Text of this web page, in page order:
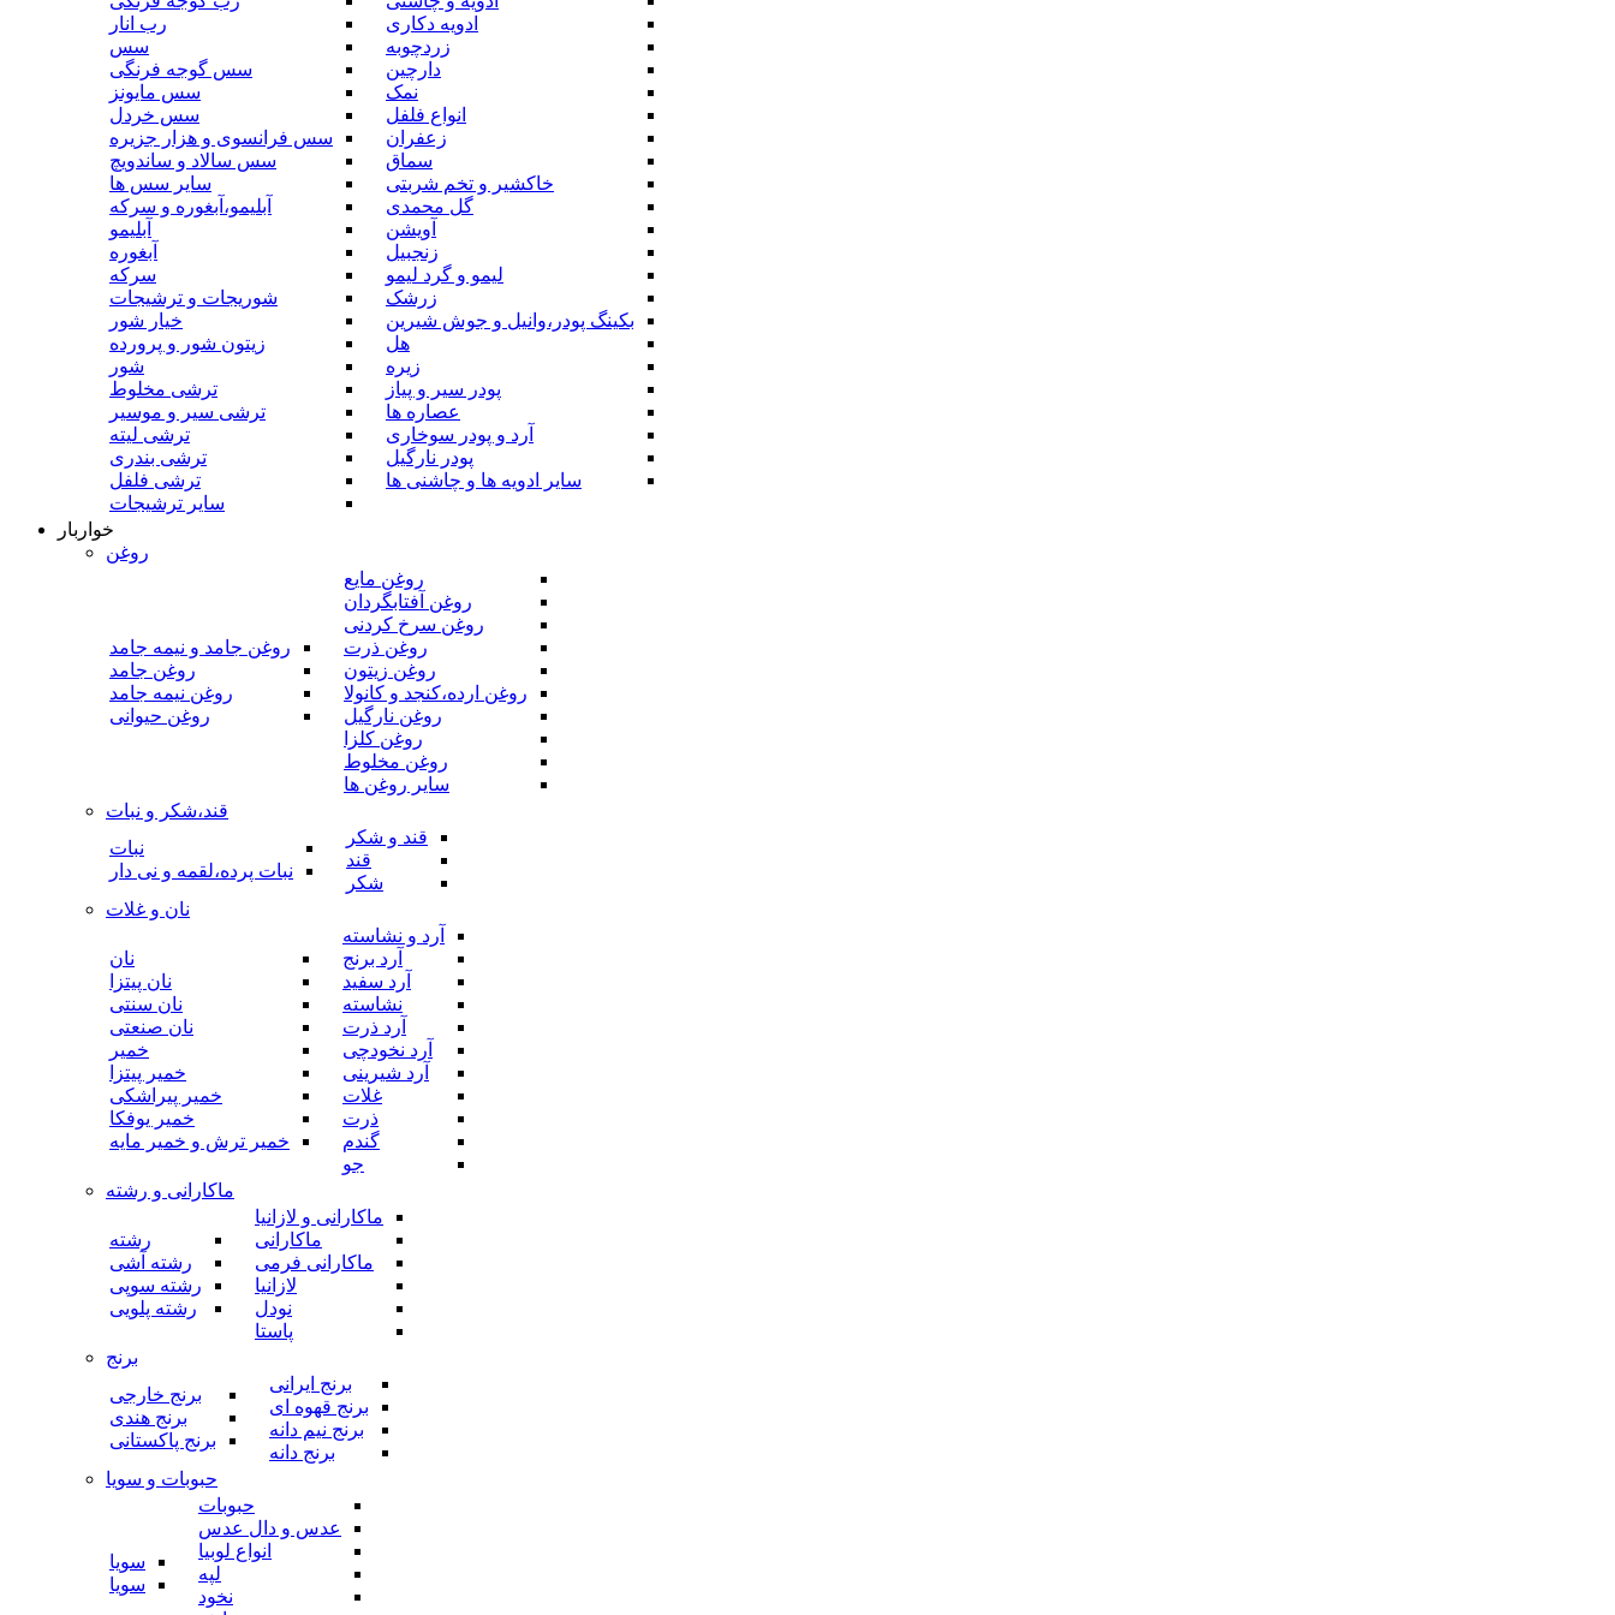
ادویه دکاری
زردچوبه
دارچین
نمک
انواع فلفل
زعفران
سماق
خاکشیر و تخم شربتی
گل محمدی
آویشن
زنجبیل
لیمو و گرد لیمو
زرشک
بکینگ پودر،وانیل و جوش شیرین
هل
زیره
پودر سیر و پیاز
عصاره ها
آرد و پودر سوخاری
پودر نارگیل
سایر ادویه ها و چاشنی ها
رب انار
سس
سس گوجه فرنگی
سس مایونز
سس خردل
سس فرانسوی و هزار جزیره
سس سالاد و ساندویچ
سایر سس ها
آبلیمو،آبغوره و سرکه
آبلیمو
آبغوره
سرکه
شوریجات و ترشیجات
خیار شور
زیتون شور و پرورده
شور
ترشی مخلوط
ترشی سیر و موسیر
ترشی لیته
ترشی بندری
ترشی فلفل
سایر ترشیجات
خواربار
روغن
روغن مایع
روغن آفتابگردان
روغن سرخ کردنی
روغن ذرت
روغن زیتون
روغن ارده،کنجد و کانولا
روغن نارگیل
روغن کلزا
روغن مخلوط
سایر روغن ها
روغن جامد و نیمه جامد
روغن جامد
روغن نیمه جامد
روغن حیوانی
قند،شکر و نبات
قند و شکر
قند
شکر
نبات
نبات پرده،لقمه و نی دار
نان و غلات
آرد و نشاسته
آرد برنج
آرد سفید
نشاسته
آرد ذرت
آرد نخودچی
آرد شیرینی
غلات
ذرت
گندم
جو
نان
نان پیتزا
نان سنتی
نان صنعتی
خمیر
خمیر پیتزا
خمیر پیراشکی
خمیر یوفکا
خمیر ترش و خمیر مایه
ماکارانی و رشته
ماکارانی و لازانیا
ماکارانی
ماکارانی فرمی
لازانیا
نودل
پاستا
رشته
رشته آشی
رشته سوپی
رشته پلویی
برنج
برنج ایرانی
برنج قهوه ای
برنج نیم دانه
برنج دانه
برنج خارجی
برنج هندی
برنج پاکستانی
حبوبات و سویا
حبوبات
عدس و دال عدس
انواع لوبیا
لپه
نخود
سویا
سویا